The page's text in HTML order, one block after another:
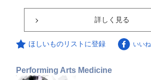
詳しく見る
ほしいものリストに登録 いいね
Performing Arts Medicine